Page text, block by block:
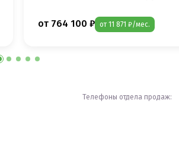
от 764 100 ₽ от 11 871 ₽/мес.
Телефоны отдела продаж: